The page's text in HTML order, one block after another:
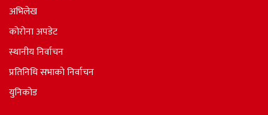
अभिलेख
कोरोना अपडेट
स्थानीय निर्वाचन
प्रतिनिधि सभाकाे निर्वाचन
युनिकोड